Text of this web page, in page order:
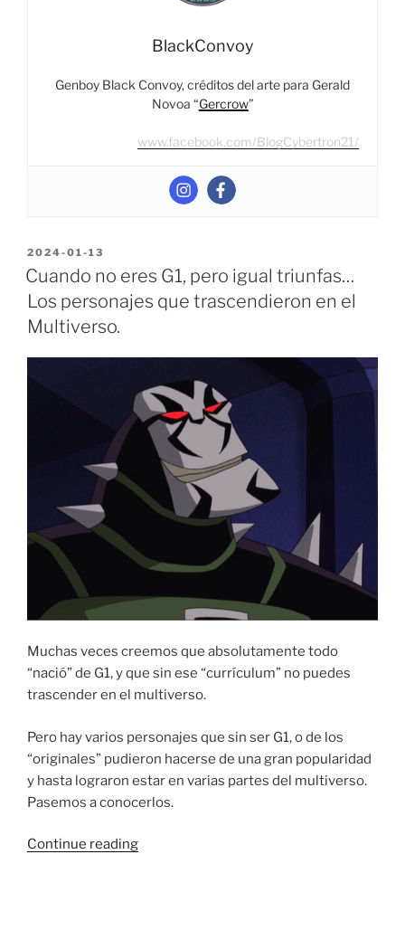
BlackConvoy
Genboy Black Convoy, créditos del arte para Gerald
Novoa “Gercrow”
www.facebook.com/BlogCybertron21/
POSTED
ON
2024-01-13
Cuando no eres G1, pero igual triunfas…
Los personajes que trascendieron en el
Multiverso.
Muchas veces creemos que absolutamente todo
“nació” de G1, y que sin ese “currículum” no puedes
trascender en el multiverso.
Pero hay varios personajes que sin ser G1, o de los
“originales” pudieron hacerse de una gran popularidad
y hasta lograron estar en varias partes del multiverso.
Pasemos a conocerlos.
Continue reading“Cuando